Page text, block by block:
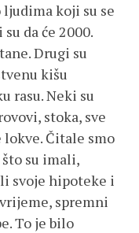
ljudima koji su se
da će 2000.
Drugi su
kišu
rasu. Neki su
stoka, sve
Čitale smo
su imali,
svoje hipoteke i
spremni
To je bilo